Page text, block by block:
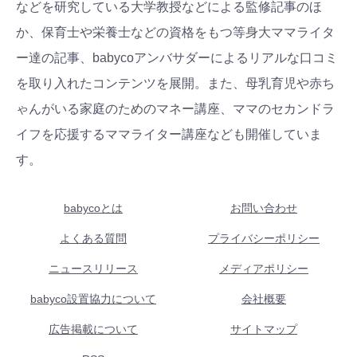
などを研究している大学教授などによる監修記事のほ
か、保育士や栄養士などの資格をもつ等身大ママライタ
ー達の記事、babycoアンバサダーによるリアルな口コミ
を取り入れたコンテンツを展開。また、母乳育児や赤ち
ゃんがいる家庭のためのマネー講座、ママのセカンドラ
イフを応援するママライター講座なども開催していま
す。
babycoとは お問い合わせ
よくある質問 プライバシーポリシー
ニュースリリース メディアポリシー
babyco設置協力について 会社概要
広告掲載について サイトマップ